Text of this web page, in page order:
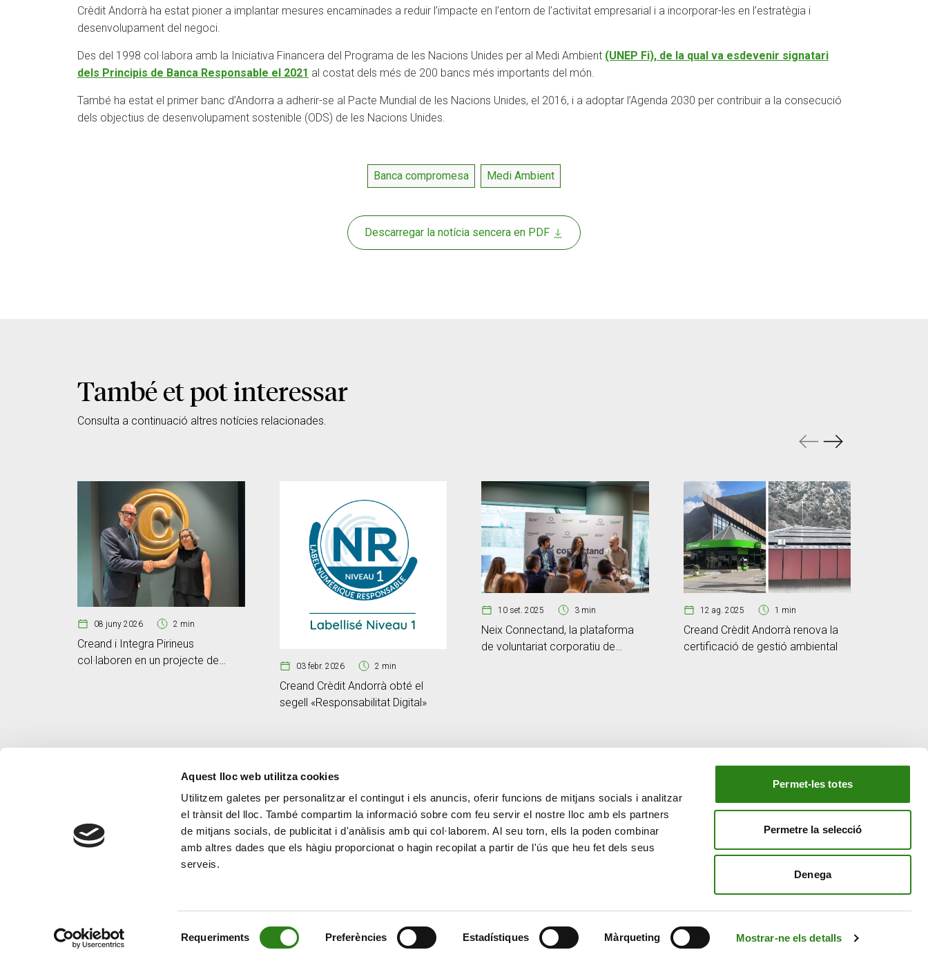
Aquest lloc web utilitza cookies
Utilitzem galetes per personalitzar el contingut i els anuncis, oferir funcions de mitjans socials i analitzar
el trànsit del lloc. També compartim la informació sobre com feu servir el nostre lloc amb els partners
de mitjans socials, de publicitat i d'anàlisis amb qui col·laborem. Al seu torn, ells la poden combinar
amb altres dades que els hàgiu proporcionat o hagin recopilat a partir de l'ús que heu fet dels seus
serveis.
Requeriments Preferències Estadístiques Màrqueting Mostrar-ne els detalls
Permet-les totes
Permetre la selecció
Denega
Crèdit Andorrà ha estat pioner a implantar mesures encaminades a reduir l’impacte en l’entorn de l’activitat empresarial i a incorporar-les en l’estratègia i
desenvolupament del negoci.
Des del 1998 col·labora amb la Iniciativa Financera del Programa de les Nacions Unides per al Medi Ambient (UNEP Fi), de la qual va esdevenir signatari
dels Principis de Banca Responsable el 2021 al costat dels més de 200 bancs més importants del món.
També ha estat el primer banc d’Andorra a adherir-se al Pacte Mundial de les Nacions Unides, el 2016, i a adoptar l’Agenda 2030 per contribuir a la consecució
dels objectius de desenvolupament sostenible (ODS) de les Nacions Unides.
Banca compromesa Medi Ambient
Descarregar la notícia sencera en PDF
També et pot interessar
Consulta a continuació altres notícies relacionades.
08 juny 2026 2 min
Creand i Integra Pirineus
col·laboren en un projecte de
03 febr. 2026 2 min
Creand Crèdit Andorrà obté el
segell «Responsabilitat Digital»
10 set. 2025 3 min
Neix Connectand, la plataforma
de voluntariat corporatiu de
12 ag. 2025 1 min
Creand Crèdit Andorrà renova la
certificació de gestió ambiental
CONTACTE
+376 88 88 88
MÉS CREAND
Govern Corporatiu
Actualitat
EL NOSTRE GRUP
Creand Wealth & Securities Luxemburg
Creand Wealth Management EE. UU.